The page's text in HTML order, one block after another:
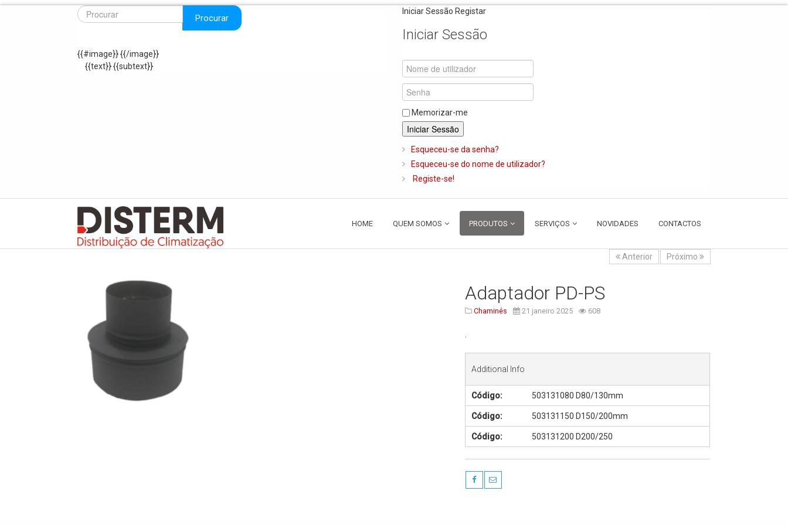
Procurar
{{#image}}{{/image}}
{{text}} {{subtext}}
Iniciar Sessão Registar
Iniciar Sessão
Memorizar-me
Iniciar Sessão
Esqueceu-se da senha?
Esqueceu-se do nome de utilizador?
Registe-se!
HOME QUEM SOMOS PRODUTOS SERVIÇOS NOVIDADES CONTACTOS
Anterior Próximo
Adaptador PD-PS
Chaminés 21 janeiro 2025 608
Additional Info
Código: 503131080 D80/130mm
Código: 503131150 D150/200mm
Código: 503131200 D200/250